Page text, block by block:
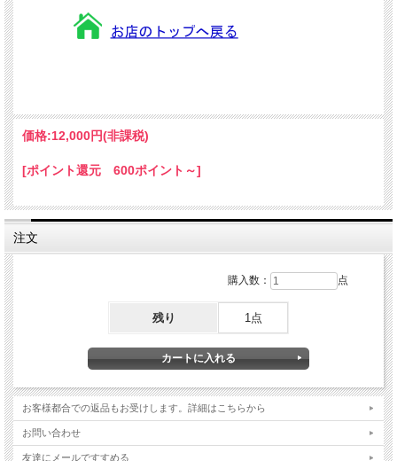
価格:12,000円(非課税)
[ポイント還元 600ポイント～]
注文
購入数： 点
残り 1点
お客様都合での返品もお受けします。詳細はこちらから
お問い合わせ
友達にメールですすめる